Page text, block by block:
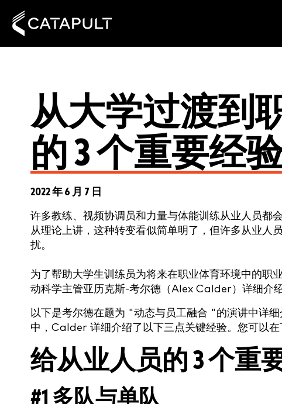
从大学过渡到
的 3 个重要经
2022 年 6 月 7 日
许多教练、视频协调员和力量与体能训练从业人员都
从理论上讲，这种转变看似简单明了，但许多从业人
扰。
为了帮助大学生训练员为将来在职业体育环境中的职
动科学主管亚历克斯-考尔德（Alex Calder）详细介
以下是考尔德在题为 "动态与员工融合 "的演讲中详
中，Calder 详细介绍了以下三点关键经验。您可以在
给从业人员的 3 个重
#1 多队与单队